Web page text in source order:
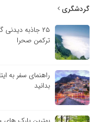
گردشگری
۲۵ جاذبه
ترکمن صحرا
راهنمای سفر به
بدانید